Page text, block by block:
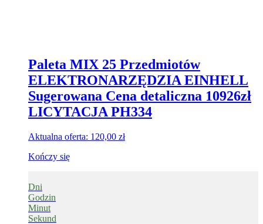
Paleta MIX 25 Przedmiotów
ELEKTRONARZĘDZIA EINHELL
Sugerowana Cena detaliczna 10926zł
LICYTACJA PH334
Aktualna oferta: 120,00 zł
Kończy się
Dni
Godzin
Minut
Sekund